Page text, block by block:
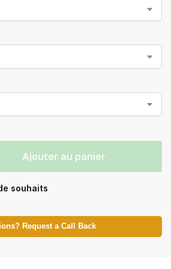
Ajouter au panier
souhaits
Request a Call Back